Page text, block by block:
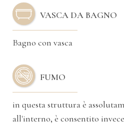
VASCA DA BAGNO
Bagno con vasca
FUMO
in questa struttura è
all'interno, è consentito